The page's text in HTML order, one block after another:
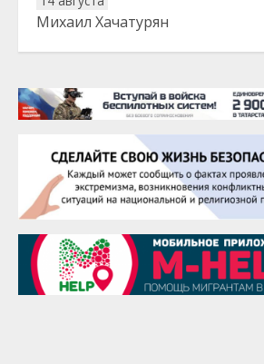
Михаил Хачатурян
20 августа
22 августа
Евгений Ефимов
25 августа
Сэсэгма Бубеева
28 августа
Чингиз Мустафаев
29 августа
Надежда Рослова